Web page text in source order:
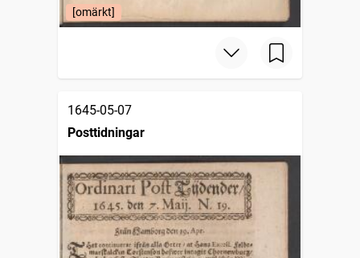
[omärkt]
1645-05-07
Posttidningar